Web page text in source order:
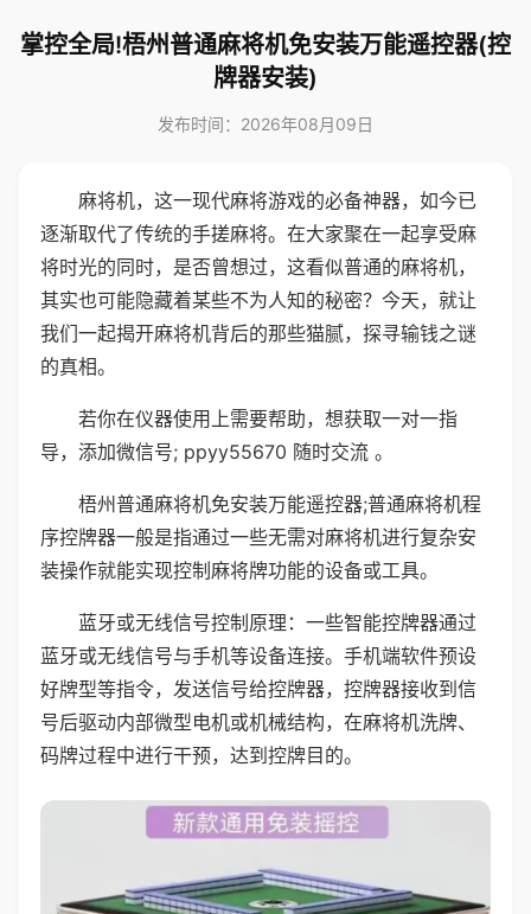
掌控全局!梧州普通麻将机免安装万能遥控器(控
牌器安装)
发布时间：2026年08月09日
麻将机，这一现代麻将游戏的必备神器，如今已
逐渐取代了传统的手搓麻将。在大家聚在一起享受麻
将时光的同时，是否曾想过，这看似普通的麻将机，
其实也可能隐藏着某些不为人知的秘密？今天，就让
我们一起揭开麻将机背后的那些猫腻，探寻输钱之谜
的真相。
若你在仪器使用上需要帮助，想获取一对一指
导，添加微信号; ppyy55670 随时交流 。
梧州普通麻将机免安装万能遥控器;普通麻将机程
序控牌器一般是指通过一些无需对麻将机进行复杂安
装操作就能实现控制麻将牌功能的设备或工具。
蓝牙或无线信号控制原理：一些智能控牌器通过
蓝牙或无线信号与手机等设备连接。手机端软件预设
好牌型等指令，发送信号给控牌器，控牌器接收到信
号后驱动内部微型电机或机械结构，在麻将机洗牌、
码牌过程中进行干预，达到控牌目的。